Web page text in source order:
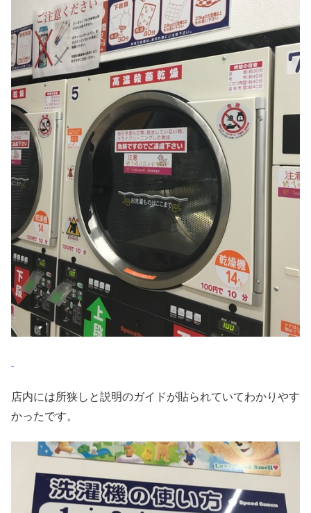
店内には所狭しと説明のガイドが貼られていてわかりやす
かったです。